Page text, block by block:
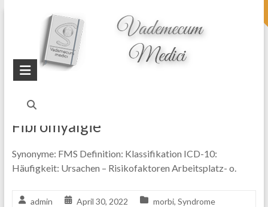
topheader
Startseite
Blog
FMS
Fibromyalgie
Synonyme: FMS Definition: Klassifikation ICD-10:
Häufigkeit: Ursachen – Risikofaktoren Arbeitsplatz- o.
admin April 30, 2022 morbi, Syndrome